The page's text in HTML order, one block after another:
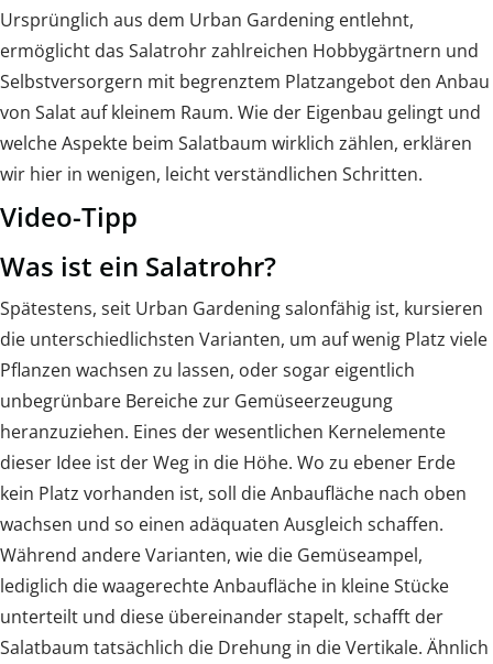
Ursprünglich aus dem Urban Gardening entlehnt,
ermöglicht das Salatrohr zahlreichen Hobbygärtnern und
Selbstversorgern mit begrenztem Platzangebot den Anbau
von Salat auf kleinem Raum. Wie der Eigenbau gelingt und
welche Aspekte beim Salatbaum wirklich zählen, erklären
wir hier in wenigen, leicht verständlichen Schritten.
Video-Tipp
Was ist ein Salatrohr?
Spätestens, seit Urban Gardening salonfähig ist, kursieren
die unterschiedlichsten Varianten, um auf wenig Platz viele
Pflanzen wachsen zu lassen, oder sogar eigentlich
unbegrünbare Bereiche zur Gemüseerzeugung
heranzuziehen. Eines der wesentlichen Kernelemente
dieser Idee ist der Weg in die Höhe. Wo zu ebener Erde
kein Platz vorhanden ist, soll die Anbaufläche nach oben
wachsen und so einen adäquaten Ausgleich schaffen.
Während andere Varianten, wie die Gemüseampel,
lediglich die waagerechte Anbaufläche in kleine Stücke
unterteilt und diese übereinander stapelt, schafft der
Salatbaum tatsächlich die Drehung in die Vertikale. Ähnlich